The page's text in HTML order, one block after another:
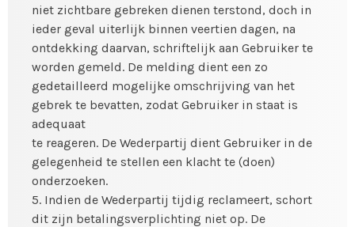
niet zichtbare gebreken dienen terstond, doch in
ieder geval uiterlijk binnen veertien dagen, na
ontdekking daarvan, schriftelijk aan Gebruiker te
worden gemeld. De melding dient een zo
gedetailleerd mogelijke omschrijving van het
gebrek te bevatten, zodat Gebruiker in staat is
adequaat
te reageren. De Wederpartij dient Gebruiker in de
gelegenheid te stellen een klacht te (doen)
onderzoeken.
5. Indien de Wederpartij tijdig reclameert, schort
dit zijn betalingsverplichting niet op. De